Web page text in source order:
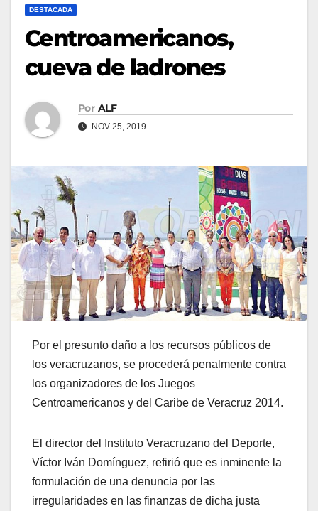
DESTACADA
Centroamericanos,
cueva de ladrones
Por ALF
NOV 25, 2019
Por el presunto daño a los recursos públicos de
los veracruzanos, se procederá penalmente contra
los organizadores de los Juegos
Centroamericanos y del Caribe de Veracruz 2014.
El director del Instituto Veracruzano del Deporte,
Víctor Iván Domínguez, refirió que es inminente la
formulación de una denuncia por las
irregularidades en las finanzas de dicha justa